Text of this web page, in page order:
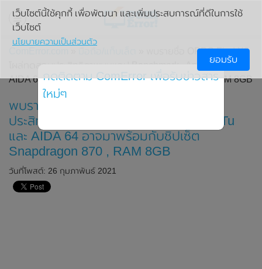
» พบรายชื่อ OPPO Find X3
โผล่ทดสอบประสิทธิภาพบนแอป Benchmark , AnTuTu และ
AIDA 64 อาจมาพร้อมกับชิปเซ็ต Snapdragon 870 , RAM 8GB
พบรายชื่อ OPPO Find X3 โผล่ทดสอบ
ประสิทธิภาพบนแอป Benchmark , AnTuTu
และ AIDA 64 อาจมาพร้อมกับชิปเซ็ต
Snapdragon 870 , RAM 8GB
วันที่โพสต์: 26 กุมภาพันธ์ 2021
เว็บไซต์นี้ใช้คุกกี้ เพื่อพัฒนา และเพิ่มประสบการณ์ที่ดีในการใช้
เว็บไซต์
นโยบายความเป็นส่วนตัว
ยอมรับ
กดติดตาม ComError เพื่อรับข่าวสาร
ใหม่ๆ